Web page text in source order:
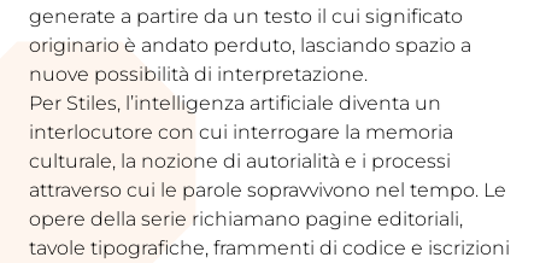
generate a partire da un testo il cui significato
originario è andato perduto, lasciando spazio a
nuove possibilità di interpretazione.
Per Stiles, l’intelligenza artificiale diventa un
interlocutore con cui interrogare la memoria
culturale, la nozione di autorialità e i processi
attraverso cui le parole sopravvivono nel tempo. Le
opere della serie richiamano pagine editoriali,
tavole tipografiche, frammenti di codice e iscrizioni